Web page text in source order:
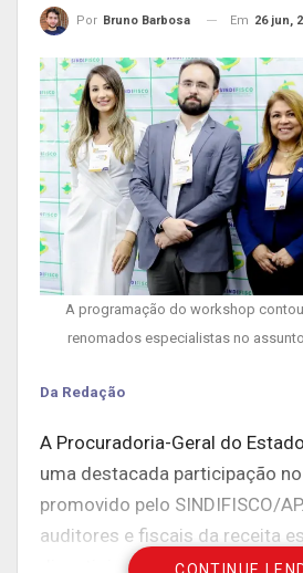
Por Bruno Barbosa Em 26 jun,
A programação do workshop
renomados especialistas no
Da Redação
A Procuradoria-Geral do
uma destacada participação
promovido pelo SINDIFISCO/
auditores e fiscais da receita
discutir importantes temas